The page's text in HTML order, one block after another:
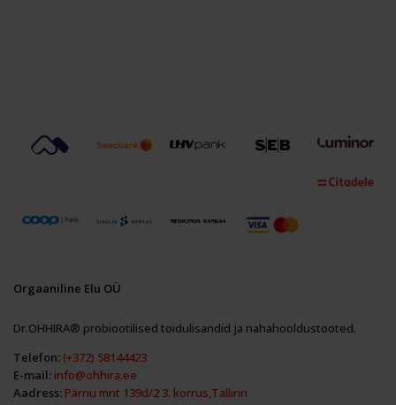
Orgaaniline Elu OÜ
Dr.OHHIRA® probiootilised toidulisandid ja nahahooldustooted.
Telefon: (+372) 58144423
E-mail: info@ohhira.ee
Aadress: Pärnu mnt 139d/2 3. korrus,Tallinn